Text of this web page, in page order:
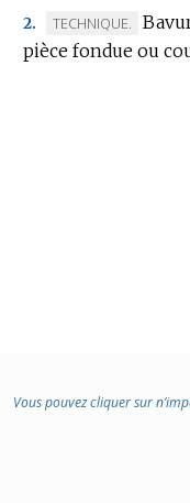
2.
MARQUE
DE
TECHNIQUE.
pièce fondue ou
Vous pouvez cliquer sur